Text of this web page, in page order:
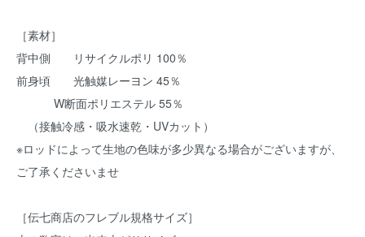
［素材］
背中側 リサイクルポリ 100％
前身頃 光触媒レーヨン 45％
W断面ポリエステル 55％
（接触冷感・吸水速乾・UVカット）
※ロッドによって生地の色味が多少異なる場合がございますが、
ご了承くださいませ
［伝七商店のフレブル規格サイズ］